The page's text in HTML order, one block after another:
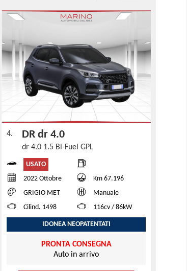
4. DR dr 4.0
dr 4.0 1.5 Bi-Fuel GPL
USATO
2022 Ottobre
Km 67.196
GRIGIO MET
Manuale
Cilind. 1498
116cv / 86kW
IDONEA NEOPATENTATI
PRONTA CONSEGNA
Auto in arrivo